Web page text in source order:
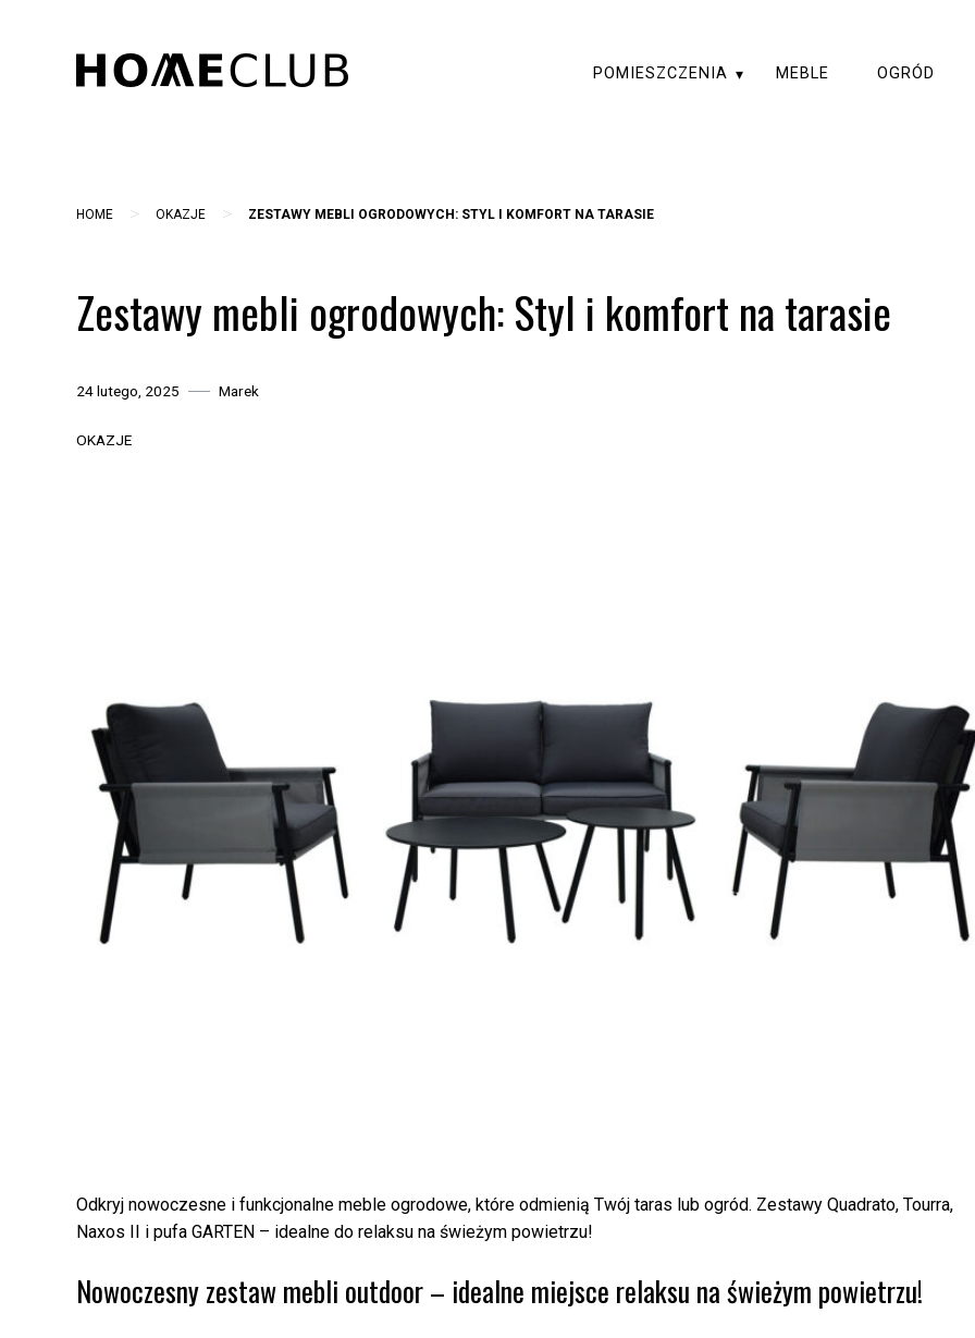
POMIESZCZENIA MEBLE OGRÓD
HOME > OKAZJE > ZESTAWY MEBLI OGRODOWYCH: STYL I KOMFORT NA TARASIE
Zestawy mebli ogrodowych: Styl i komfort na tarasie
24 lutego, 2025 Marek
OKAZJE
Odkryj nowoczesne i funkcjonalne meble ogrodowe, które odmienią Twój taras lub ogród. Zestawy Quadrato, Tourra,
Naxos II i pufa GARTEN – idealne do relaksu na świeżym powietrzu!
Nowoczesny zestaw mebli outdoor – idealne miejsce relaksu na świeżym powietrzu!